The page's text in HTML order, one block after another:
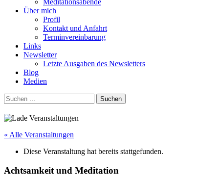
Meditationsabende
Über mich
Profil
Kontakt und Anfahrt
Terminvereinbarung
Links
Newsletter
Letzte Ausgaben des Newsletters
Blog
Medien
Suchen
nach:
« Alle Veranstaltungen
Diese Veranstaltung hat bereits stattgefunden.
Achtsamkeit und Meditation